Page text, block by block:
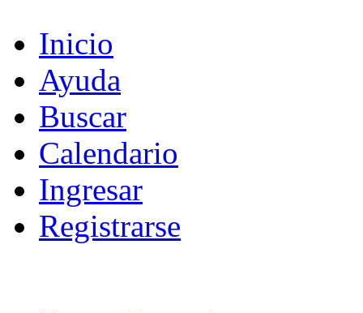
Inicio
Ayuda
Buscar
Calendario
Ingresar
Registrarse